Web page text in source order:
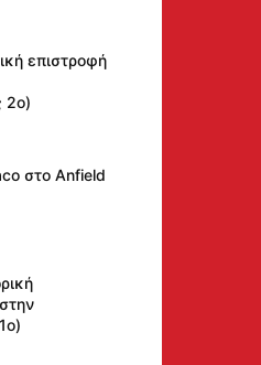
επιστροφή
2ο)
στο Anfield